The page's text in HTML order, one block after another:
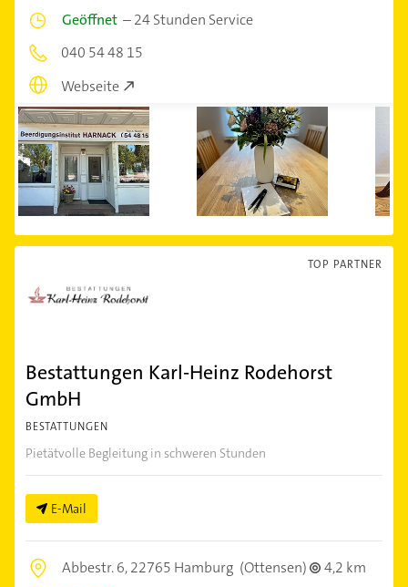
Geöffnet –24 Stunden Service
040 54 48 15
Webseite
TOP PARTNER
Bestattungen Karl-Heinz Rodehorst
GmbH
BESTATTUNGEN
Pietätvolle Begleitung in schweren Stunden
E-Mail
Abbestr. 6,22765 Hamburg (Ottensen)
4,2 km